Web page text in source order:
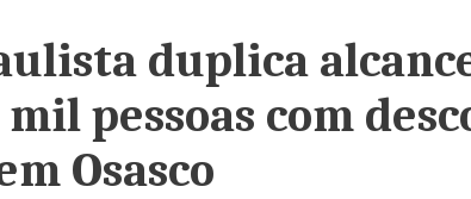
duplica
pessoas com
Osasco